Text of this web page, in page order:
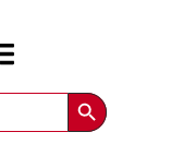
Search